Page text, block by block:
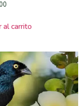
al carrito